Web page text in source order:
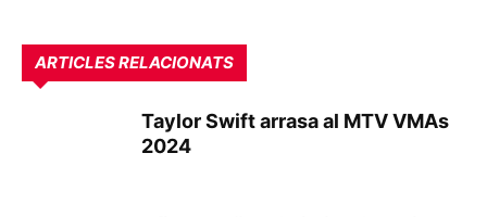
ARTICLES RELACIONATS
Taylor Swift arrasa al MTV VMAs
2024